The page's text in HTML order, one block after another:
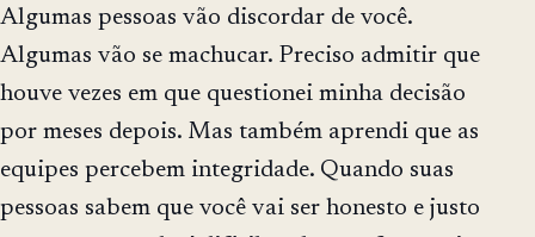
Algumas pessoas vão discordar de você.
Algumas vão se machucar. Preciso admitir que
houve vezes em que questionei minha decisão
por meses depois. Mas também aprendi que as
equipes percebem integridade. Quando suas
pessoas sabem que você vai ser honesto e justo